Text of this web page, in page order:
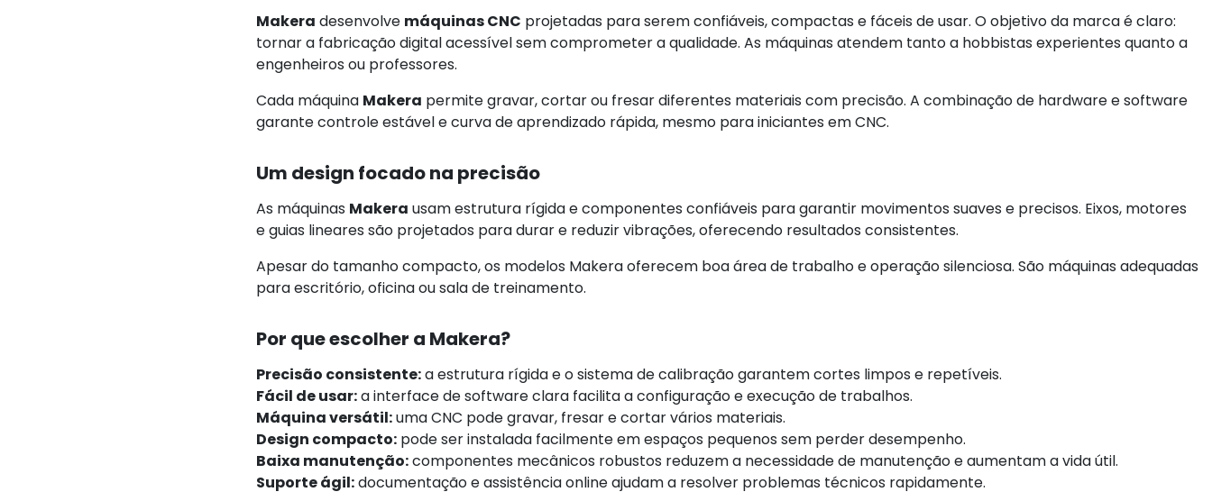
Makera desenvolve máquinas CNC projetadas para serem confiáveis, compactas e fáceis de usar. O objetivo da marca é claro:
tornar a fabricação digital acessível sem comprometer a qualidade. As máquinas atendem tanto a hobbistas experientes quanto a
engenheiros ou professores.
Cada máquina Makera permite gravar, cortar ou fresar diferentes materiais com precisão. A combinação de hardware e software
garante controle estável e curva de aprendizado rápida, mesmo para iniciantes em CNC.
Um design focado na precisão
As máquinas Makera usam estrutura rígida e componentes confiáveis para garantir movimentos suaves e precisos. Eixos, motores
e guias lineares são projetados para durar e reduzir vibrações, oferecendo resultados consistentes.
Apesar do tamanho compacto, os modelos Makera oferecem boa área de trabalho e operação silenciosa. São máquinas adequadas
para escritório, oficina ou sala de treinamento.
Por que escolher a Makera?
Precisão consistente:a estrutura rígida e o sistema de calibração garantem cortes limpos e repetíveis.
Fácil de usar:a interface de software clara facilita a configuração e execução de trabalhos.
Máquina versátil:uma CNC pode gravar, fresar e cortar vários materiais.
Design compacto:pode ser instalada facilmente em espaços pequenos sem perder desempenho.
Baixa manutenção:componentes mecânicos robustos reduzem a necessidade de manutenção e aumentam a vida útil.
Suporte ágil:documentação e assistência online ajudam a resolver problemas técnicos rapidamente.